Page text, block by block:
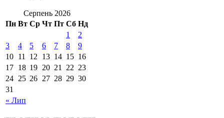
Серпень 2026
Пн Вт Ср Чт Пт Сб Нд
« Лип
1
2
3
4 5 6 7 8
9
10 11 12 13 14 15 16
17 18 19 20 21 22 23
24 25 26 27 28 29 30
31